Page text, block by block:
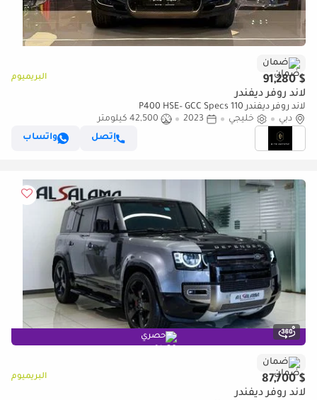
ضمان
$ 91,280 البريميوم
لاند روفر ديفندر
لاند روفر ديفندر 110 P400 HSE– GCC Specs
دبي
خليجي 2023
42,500 كيلومتر
إتصل
واتساب
حصري
ضمان
$ 87,700 البريميوم
لاند روفر ديفندر